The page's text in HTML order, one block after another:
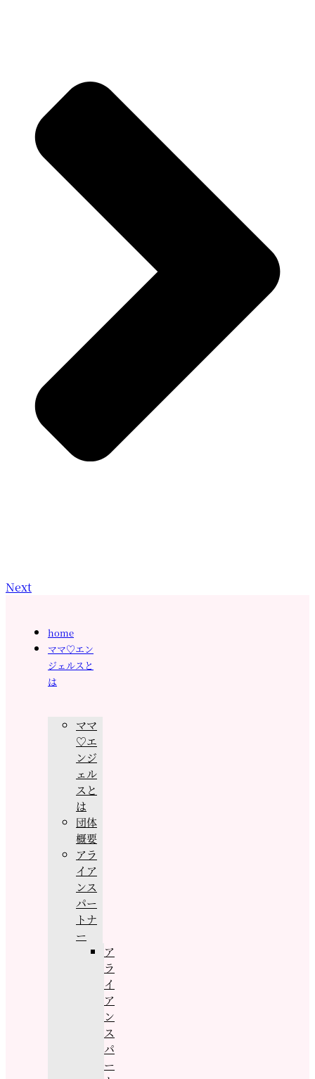
Next
home
ママ♡エン
ジェルスと
は
ママ
♡エ
ンジ
ェル
スと
は
団体
概要
アラ
イア
ンス
パー
トナ
ー
ア
ラ
イ
ア
ン
ス
パ
ー